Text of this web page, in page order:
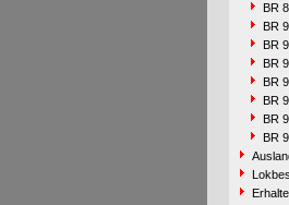
BR
BR
BR
BR
BR
BR
BR
BR